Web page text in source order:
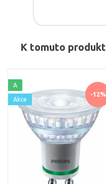
K tomuto
-12%
A
Akce